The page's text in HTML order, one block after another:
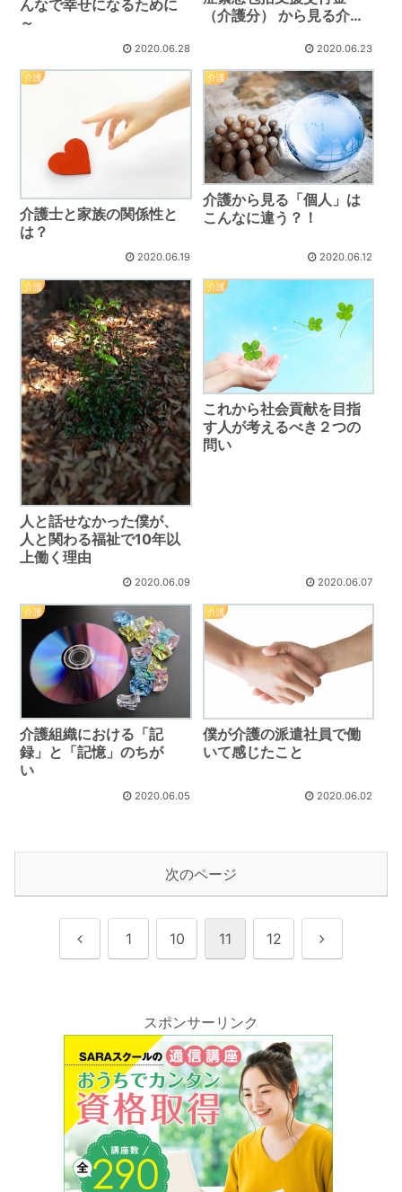
んなで幸せになるために
～
2020.06.28
（介護分） から見る介護
2020.06.23
介護
介護士と家族の関係性と
は？
2020.06.19
介護
介護から見る「個人」は
こんなに違う？！
2020.06.12
介護
人と話せなかった僕が、
人と関わる福祉で10年以
上働く理由
2020.06.09
介護
これから社会貢献を目指
す人が考えるべき２つの
問い
2020.06.07
介護
介護組織における「記
録」と「記憶」のちが
い
2020.06.05
介護
僕が介護の派遣社員で働
いて感じたこと
2020.06.02
次のページ
前 1 10 11 12 次
スポンサーリンク